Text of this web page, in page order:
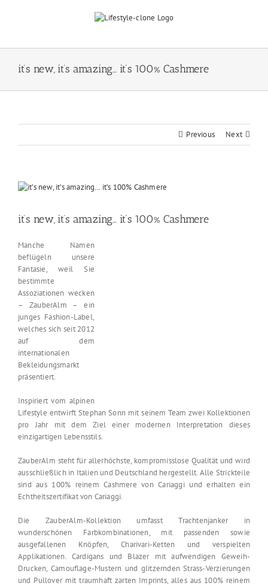
it’s new, it’s amazing… it’s 100% Cashmere
Previous Next
View
it’s new, it’s amazing… it’s 100% Cashmere
Manche Namen
beflügeln unsere
Fantasie, weil Sie
bestimmte
Assoziationen wecken
– ZauberAlm – ein
junges Fashion-Label,
welches sich seit 2012
auf dem
internationalen
Bekleidungsmarkt
präsentiert.
Inspiriert vom alpinen
Lifestyle entwirft Stephan Sonn mit seinem Team zwei Kollektionen
pro Jahr mit dem Ziel einer modernen Interpretation dieses
einzigartigen Lebensstils.
ZauberAlm steht für allerhöchste, kompromisslose Qualität und wird
ausschließlich in Italien und Deutschland hergestellt. Alle Strickteile
sind aus 100% reinem Cashmere von Cariaggi und erhalten ein
Echtheitszertifikat von Cariaggi.
Die ZauberAlm-Kollektion umfasst Trachtenjanker in
wunderschönen Farbkombinationen, mit passenden sowie
ausgefallenen Knöpfen, Charivari-Ketten und verspielten
Applikationen. Cardigans und Blazer mit aufwendigen Geweih-
Drucken, Camouflage-Mustern und glitzernden Strass-Verzierungen
und Pullover mit traumhaft zarten Imprints, alles aus 100% reinem